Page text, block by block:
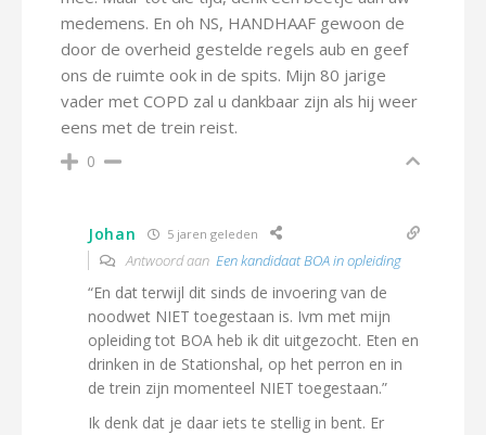
medemens. En oh NS, HANDHAAF gewoon de
door de overheid gestelde regels aub en geef
ons de ruimte ook in de spits. Mijn 80 jarige
vader met COPD zal u dankbaar zijn als hij weer
eens met de trein reist.
0
Johan 5 jaren geleden
Antwoord aan Een kandidaat BOA in opleiding
“En dat terwijl dit sinds de invoering van de
noodwet NIET toegestaan is. Ivm met mijn
opleiding tot BOA heb ik dit uitgezocht. Eten en
drinken in de Stationshal, op het perron en in
de trein zijn momenteel NIET toegestaan.”
Ik denk dat je daar iets te stellig in bent. Er